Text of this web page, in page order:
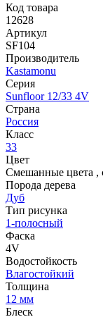
Код товара
12628
Артикул
SF104
Производитель
Kastamonu
Серия
Sunfloor 12/33 4V
Страна
Россия
Класс
33
Цвет
Смешанные цвета ,
Порода дерева
Дуб
Тип рисунка
1-полосный
Фаска
4V
Водостойкость
Влагостойкий
Толщина
12 мм
Блеск